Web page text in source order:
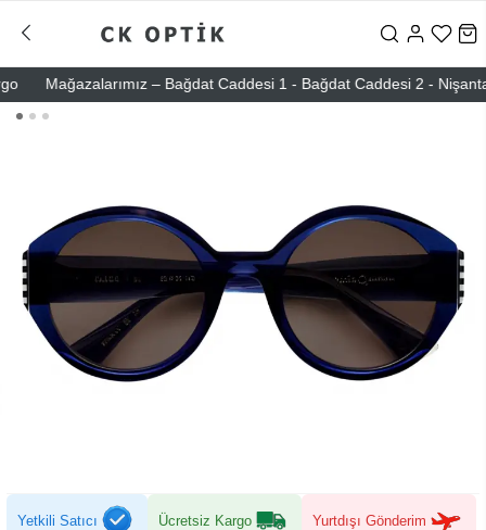
Mağazalarımız – Bağdat Caddesi 1 - Bağdat Caddesi 2 -
Yetkili Satıcı Ücretsiz Kargo Yurtdışı Gönderim